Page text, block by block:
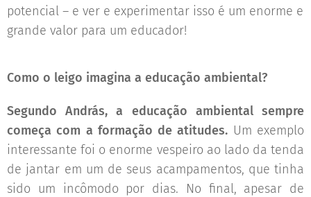
potencial – e ver e experimentar isso é um enorme e
grande valor para um educador!
Como o leigo imagina a educação ambiental?
Segundo András, a educação ambiental sempre
começa com a formação de atitudes. Um exemplo
interessante foi o enorme vespeiro ao lado da tenda
de jantar em um de seus acampamentos, que tinha
sido um incômodo por dias. No final, apesar de